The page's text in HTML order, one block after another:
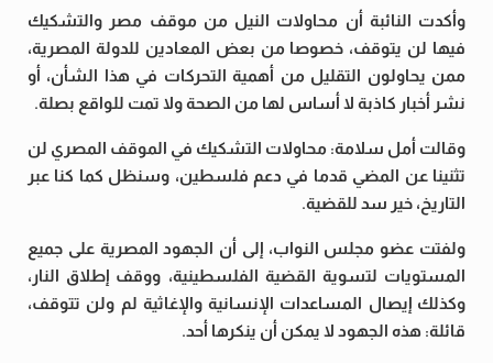
وأكدت النائبة أن محاولات النيل من موقف مصر والتشكيك
فيها لن يتوقف، خصوصا من بعض المعادين للدولة المصرية،
ممن يحاولون التقليل من أهمية التحركات في هذا الشأن، أو
نشر أخبار كاذبة لا أساس لها من الصحة ولا تمت للواقع بصلة.
وقالت أمل سلامة: محاولات التشكيك في الموقف المصري لن
تثنينا عن المضي قدما في دعم فلسطين، وسنظل كما كنا عبر
التاريخ، خير سد للقضية.
ولفتت عضو مجلس النواب، إلى أن الجهود المصرية على جميع
المستويات لتسوية القضية الفلسطينية، ووقف إطلاق النار،
وكذلك إيصال المساعدات الإنسانية والإغاثية لم ولن تتوقف،
قائلة: هذه الجهود لا يمكن أن ينكرها أحد.